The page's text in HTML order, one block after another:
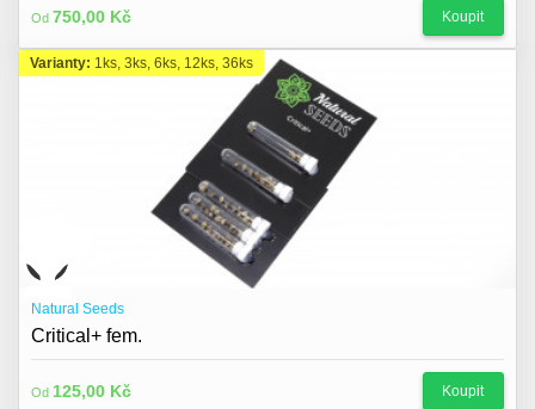
Od 750,00 Kč Koupit
Varianty: 1ks, 3ks, 6ks, 12ks, 36ks
Natural Seeds
Critical+ fem.
Od 125,00 Kč Koupit